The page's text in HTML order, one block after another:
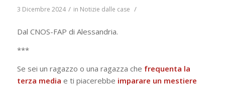
3 Dicembre 2024 / in Notizie dalle case /
Dal CNOS-FAP di Alessandria.
***
Se sei un ragazzo o una ragazza che frequenta la
terza media e ti piacerebbe imparare un mestiere